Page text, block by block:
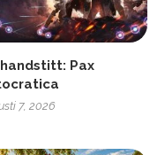
Pax
7, 2026